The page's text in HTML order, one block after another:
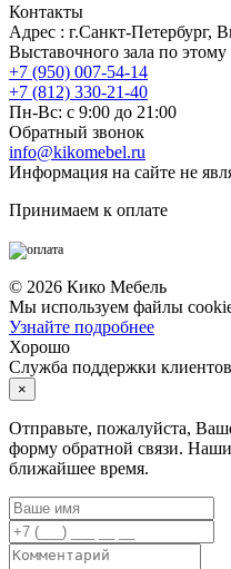
Контакты
Адрес : г.Санкт-Петербург,
Выставочного зала по этому
+7 (950) 007-54-14
+7 (812) 330-21-40
Пн-Вс: с 9:00 до 21:00
Обратный звонок
info@kikomebel.ru
Информация на сайте не
Принимаем к оплате
© 2026 Кико Мебель
Мы используем файлы
Узнайте подробнее
Хорошо
Служба поддержки клиентов
×
Отправьте, пожалуйста,
форму обратной связи.
ближайшее время.